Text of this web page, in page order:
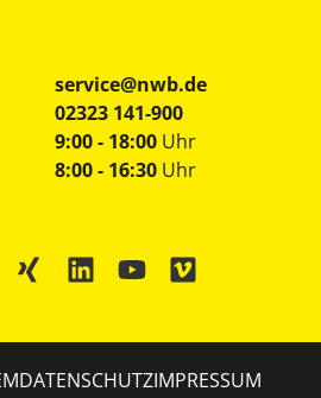
service@nwb.de
02323 141-900
9:00 - 18:00 Uhr
8:00 - 16:30 Uhr
DATENSCHUTZIMPRESSUM